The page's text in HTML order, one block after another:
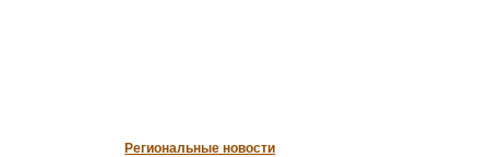
Региональные новости